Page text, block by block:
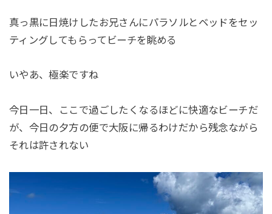
真っ黒に日焼けしたお兄さんにパラソルとベッドをセッ
ティングしてもらってビーチを眺める
いやあ、極楽ですね
今日一日、ここで過ごしたくなるほどに快適なビーチだ
が、今日の夕方の便で大阪に帰るわけだから残念ながら
それは許されない